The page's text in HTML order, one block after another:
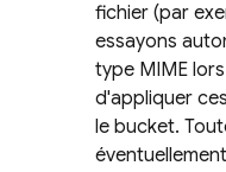
fichier (par
essayons
type MIME
d'appliquer
le bucket.